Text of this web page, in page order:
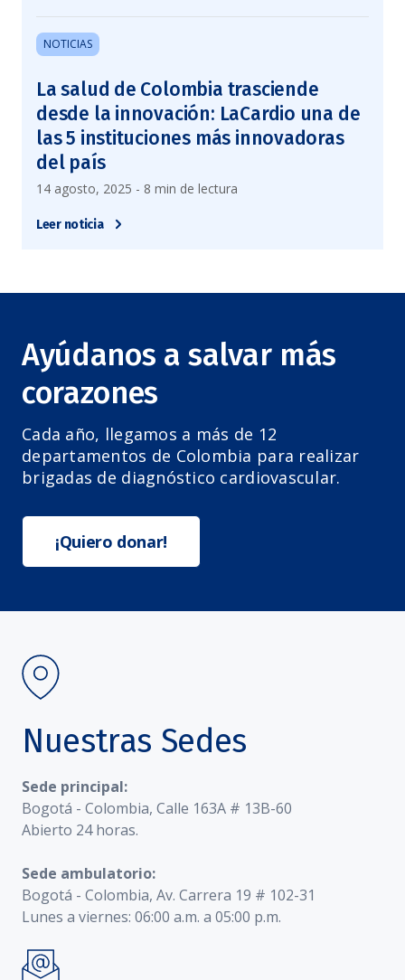
NOTICIAS
La salud de Colombia trasciende
desde la innovación: LaCardio una de
las 5 instituciones más innovadoras
del país
14 agosto, 2025 - 8 min de lectura
Leer noticia
Ayúdanos a salvar más
corazones
Cada año, llegamos a más de 12
departamentos de Colombia para realizar
brigadas de diagnóstico cardiovascular.
¡Quiero donar!
Nuestras Sedes
Sede principal:
Bogotá - Colombia, Calle 163A # 13B-60
Abierto 24 horas.
Sede ambulatorio:
Bogotá - Colombia, Av. Carrera 19 # 102-31
Lunes a viernes: 06:00 a.m. a 05:00 p.m.